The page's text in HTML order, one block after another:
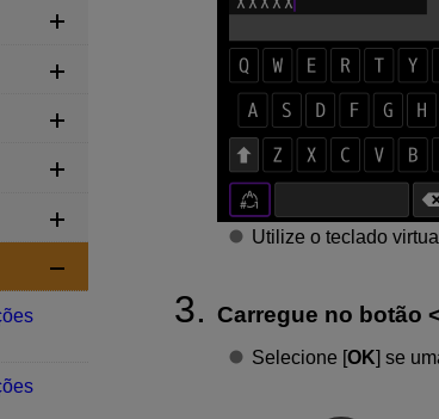
Utilize o teclado
Carregue no botão
Selecione [OK] se